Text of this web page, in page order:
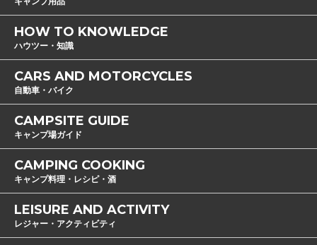
HOW TO KNOWLEDGE
ハウツー・知識
CARS AND MOTORCYCLES
自動車・バイク
CAMPSITE GUIDE
キャンプ場ガイド
CAMPING COOKING
キャンプ料理・レシピ・酒
LEISURE AND ACTIVITY
レジャー・アクティビティ